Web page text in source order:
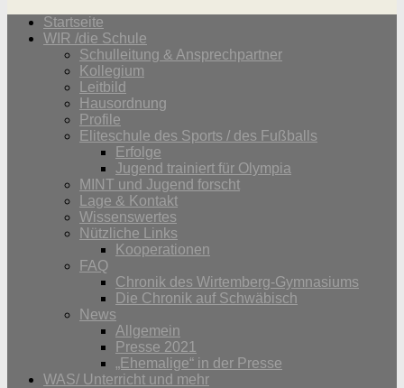
Startseite
WIR /die Schule
Schulleitung & Ansprechpartner
Kollegium
Leitbild
Hausordnung
Profile
Eliteschule des Sports / des Fußballs
Erfolge
Jugend trainiert für Olympia
MINT und Jugend forscht
Lage & Kontakt
Wissenswertes
Nützliche Links
Kooperationen
FAQ
Chronik des Wirtemberg-Gymnasiums
Die Chronik auf Schwäbisch
News
Allgemein
Presse 2021
„Ehemalige“ in der Presse
WAS/ Unterricht und mehr